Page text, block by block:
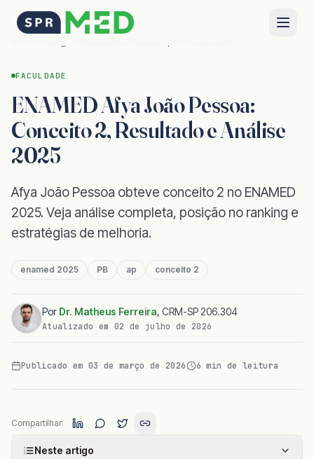
FACULDADE
ENAMED Afya João Pessoa:
Conceito 2, Resultado e Análise
2025
Afya João Pessoa obteve conceito 2 no ENAMED
2025. Veja análise completa, posição no ranking e
estratégias de melhoria.
enamed 2025 PB ap conceito 2
Por Dr. Matheus Ferreira, CRM-SP 206.304
Atualizado em 02 de julho de 2026
Publicado em 03 de março de 2026 6 min de leitura
Compartilhar:
Neste artigo